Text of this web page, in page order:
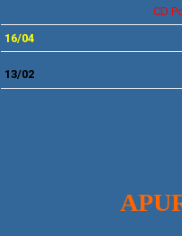
CD
16/04
13/02